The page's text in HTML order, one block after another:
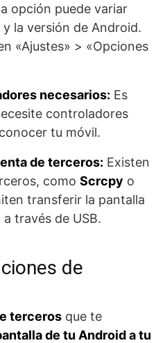
opción puede variar
la versión de Android.
«Ajustes» > «Opciones
necesarios: Es
controladores
tu móvil.
de terceros: Existen
como Scrcpy o
transferir la pantalla
través de USB.
de
terceros que te
de tu Android a tu